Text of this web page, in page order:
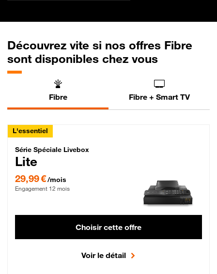
Découvrez vite si nos offres Fibre
sont disponibles chez vous
Fibre Fibre + Smart TV
L'essentiel
Série Spéciale Livebox Lite Fibre
Série Spéciale Livebox
Lite
29,99 €/mois
Engagement 12 mois
Choisir cette offre
Voir le détail